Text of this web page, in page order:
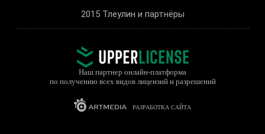
2015 Тлеулин и партнёры
Наш партнер онлайн-платформа
по получению всех видов лицензий и разрешений
РАЗРАБОТКА САЙТА